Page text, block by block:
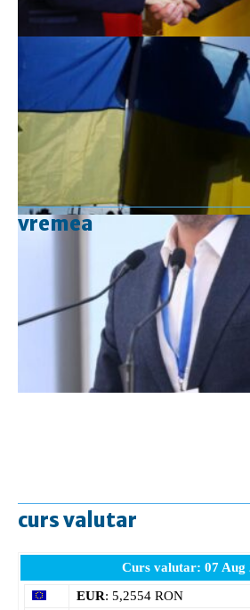
vremea
curs valutar
Curs valutar: 07 Aug
EUR: 5,2554 RON